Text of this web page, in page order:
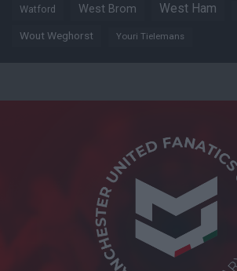
Watford West Brom West Ham
Wout Weghorst Youri Tielemans